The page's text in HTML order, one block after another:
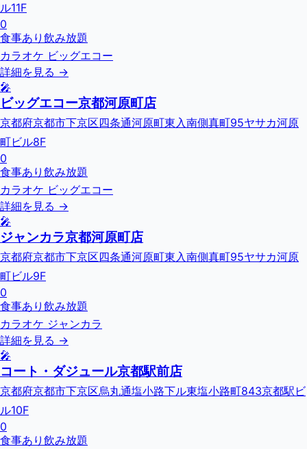
ル11F
0
食事あり 飲み放題
カラオケ ビッグエコー
詳細を見る →
🎤
ビッグエコー京都河原町店
京都府京都市下京区四条通河原町東入南側真町95ヤサカ河原
町ビル8F
0
食事あり 飲み放題
カラオケ ビッグエコー
詳細を見る →
🎤
ジャンカラ京都河原町店
京都府京都市下京区四条通河原町東入南側真町95ヤサカ河原
町ビル9F
0
食事あり 飲み放題
カラオケ ジャンカラ
詳細を見る →
🎤
コート・ダジュール京都駅前店
京都府京都市下京区烏丸通塩小路下ル東塩小路町843京都駅ビ
ル10F
0
食事あり 飲み放題